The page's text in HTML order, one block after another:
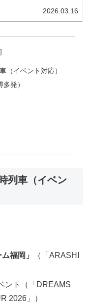
模の大きな会場で行われるた
足・宿泊について大きな問題と
2026.03.16
（イベント対応）
発）
列車（イベン
福岡」
（「ARASHI
ント（「DREAMS
2026」）